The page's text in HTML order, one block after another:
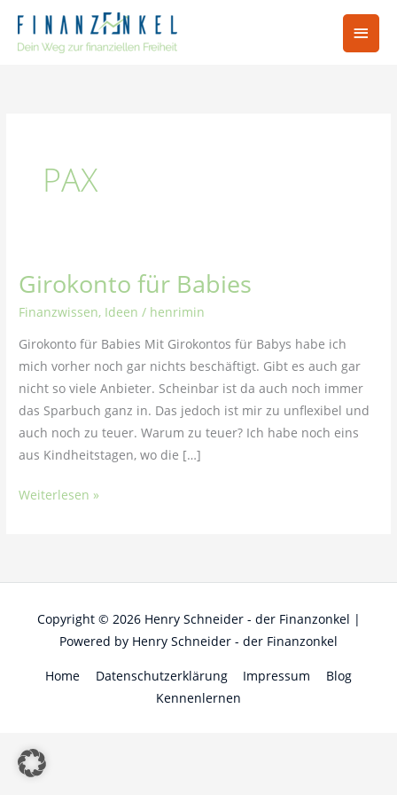
Inhalt
springen
PAX
Girokonto für Babies
Finanzwissen, Ideen / henrimin
Girokonto für Babies Mit Girokontos für Babys habe ich
mich vorher noch gar nichts beschäftigt. Gibt es auch gar
nicht so viele Anbieter. Scheinbar ist da auch noch immer
das Sparbuch ganz in. Das jedoch ist mir zu unflexibel und
auch noch zu teuer. Warum zu teuer? Ich habe noch eins
aus Kindheitstagen, wo die […]
Girokonto
Babies
Weiterlesen »
Copyright © 2026 Henry Schneider - der Finanzonkel |
Powered by Henry Schneider - der Finanzonkel
Home Datenschutzerklärung Impressum
Blog
Kennenlernen